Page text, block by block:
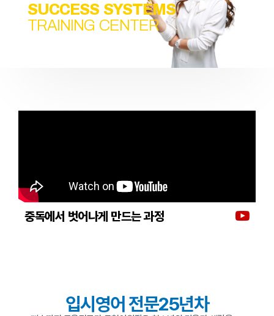
SUCCESS SYSTEMS
TRAINING CENTER
중독에서 벗어나게 만드는 과정
입시영어 전문25년차